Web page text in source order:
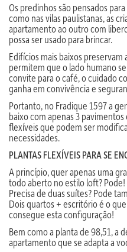
Os predinhos são pensados
como nas vilas paulistanas, as
apartamento ao outro com
possa ser usado para brincar.
Edifícios mais baixos preservam
permitem que o lado humano
convite para o café, o cuidado
ganha em convivência e
Portanto, no Fradique 1597 a
baixo com apenas 3
flexíveis que podem ser
necessidades.
PLANTAS FLEXÍVEIS PARA SE
A princípio, quer apenas uma
todo aberto no estilo loft? Pode!
Precisa de duas suítes? Pode
Dois quartos + escritório é o
consegue esta configuração!
Bem como a planta de 98,51, a
apartamento que se adapta a